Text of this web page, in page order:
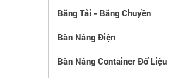
Băng Tải - Băng Chuyền
Bàn Nâng Điện
Bàn Nâng Container Đổ Liệu